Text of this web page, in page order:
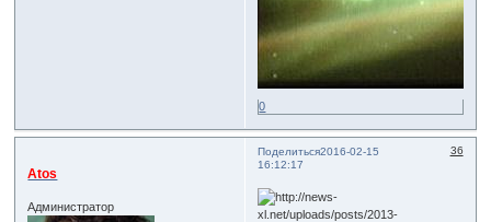
0
Поделиться 36
2016-02-15
16:12:17
Atos
Администратор